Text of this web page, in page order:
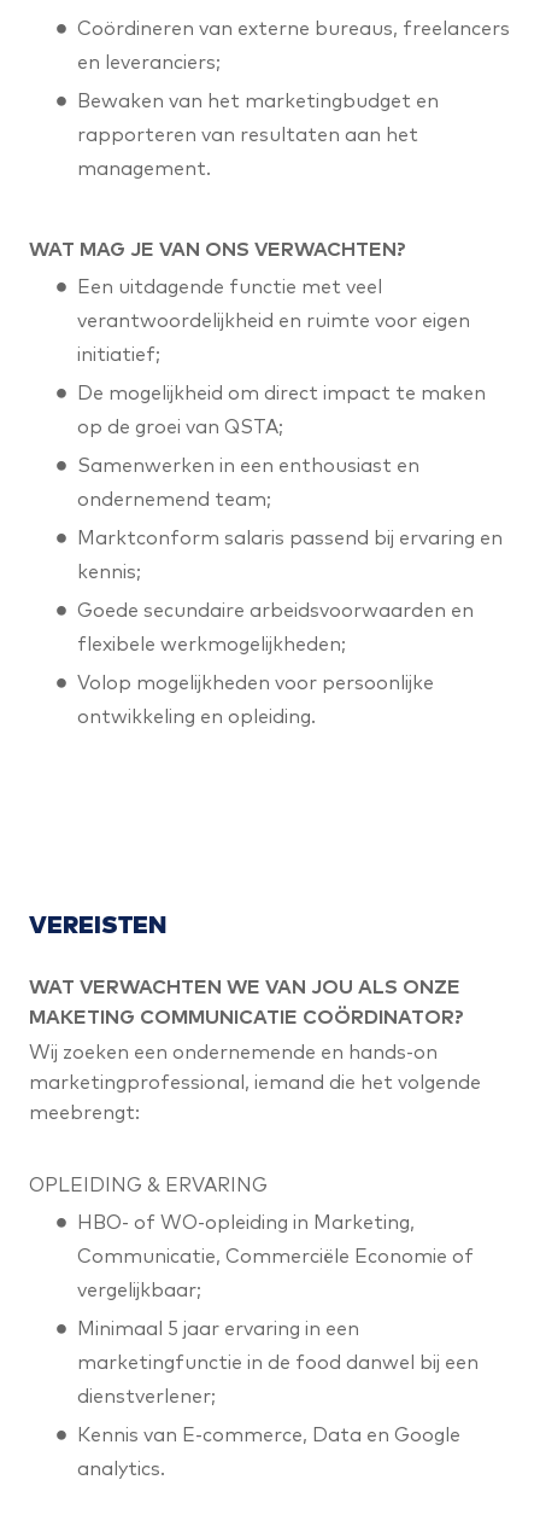
Coördineren van externe bureaus, freelancers
en leveranciers;
Bewaken van het marketingbudget en
rapporteren van resultaten aan het
management.
WAT MAG JE VAN ONS VERWACHTEN?
Een uitdagende functie met veel
verantwoordelijkheid en ruimte voor eigen
initiatief;
De mogelijkheid om direct impact te maken
op de groei van QSTA;
Samenwerken in een enthousiast en
ondernemend team;
Marktconform salaris passend bij ervaring en
kennis;
Goede secundaire arbeidsvoorwaarden en
flexibele werkmogelijkheden;
Volop mogelijkheden voor persoonlijke
ontwikkeling en opleiding.
VEREISTEN
WAT VERWACHTEN WE VAN JOU ALS ONZE
MAKETING COMMUNICATIE COÖRDINATOR?
Wij zoeken een ondernemende en hands-on
marketingprofessional, iemand die het volgende
meebrengt:
OPLEIDING & ERVARING
HBO- of WO-opleiding in Marketing,
Communicatie, Commerciële Economie of
vergelijkbaar;
Minimaal 5 jaar ervaring in een
marketingfunctie in de food danwel bij een
dienstverlener;
Kennis van E-commerce, Data en Google
analytics.